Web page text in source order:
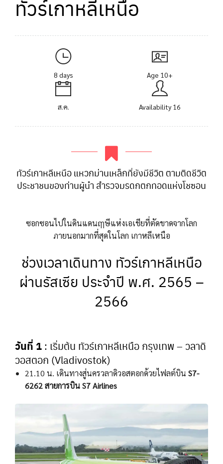
ทัวร์เกาหลีเหนือ
8 days Age 10+
ส.ค. Availability 16
ทัวร์เกาหลีเหนือ แหวกม่านเหล็กที่ยังมีชีวิต ตามติดชีวิต
ประชาชนของท่านผู้นำ สำรวจมรดกตกทอดแห่งโชซอน
ซอกซอนไปในดินแดนฤๅษีแห่งเอเชียที่ตัดขาดจากโลก
ภายนอกมากที่สุดในโลก เกาหลีเหนือ
ช่วงเวลาเดินทาง ทัวร์เกาหลีเหนือ
ผ่านรัสเซีย ประจำปี พ.ศ. 2565 –
2566
วันที่ 1 : เริ่มต้น ทัวร์เกาหลีเหนือ กรุงเทพ – วลาดิ
วอสตอก (Vladivostok)
21.10 น. เดินทางสู่นครวลาดิวอสตอกด้วยไฟลต์บิน S7-
6262 สายการบิน S7 Airlines